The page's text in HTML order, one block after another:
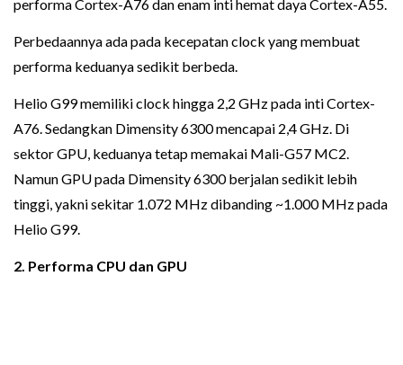
performa Cortex-A76 dan enam inti hemat daya Cortex-A55.
Perbedaannya ada pada kecepatan clock yang membuat
performa keduanya sedikit berbeda.
Helio G99 memiliki clock hingga 2,2 GHz pada inti Cortex-
A76. Sedangkan Dimensity 6300 mencapai 2,4 GHz. Di
sektor GPU, keduanya tetap memakai Mali-G57 MC2.
Namun GPU pada Dimensity 6300 berjalan sedikit lebih
tinggi, yakni sekitar 1.072 MHz dibanding ~1.000 MHz pada
Helio G99.
2. Performa CPU dan GPU